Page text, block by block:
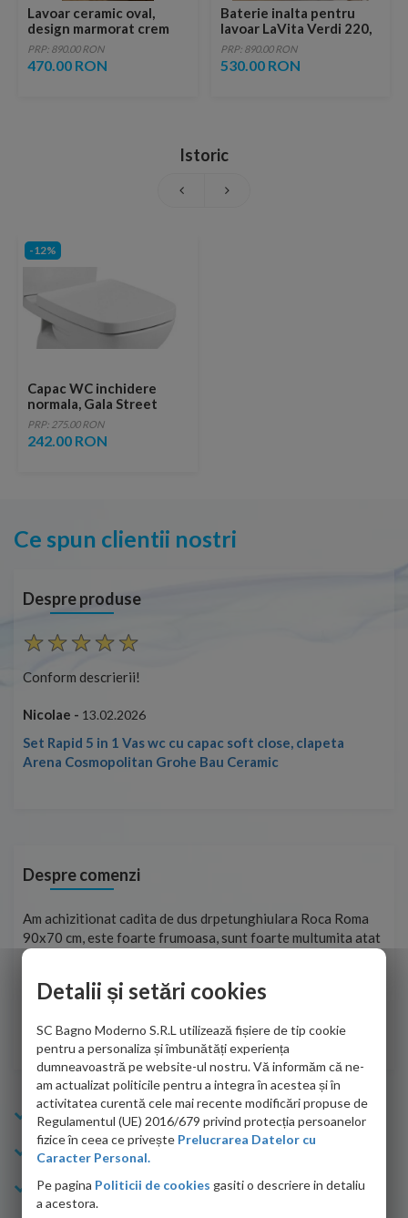
Lavoar ceramic oval,
design marmorat crem
lucios cu vene aurii,
ventil inclus
PRP: 890.00 RON
470.00 RON
Baterie inalta pentru
lavoar LaVita Verdi 220,
fara ventil, brushed
copper
PRP: 890.00 RON
530.00 RON
Istoric
-12%
Capac WC inchidere
normala, Gala Street
Square
PRP: 275.00 RON
242.00 RON
Ce spun clientii nostri
Despre produse
Conform descrierii!
Nicolae - 13.02.2026
Set Rapid 5 in 1 Vas wc cu capac soft close, clapeta
Arena Cosmopolitan Grohe Bau Ceramic
Despre comenzi
Am achizitionat cadita de dus drpetunghiulara Roca Roma
90x70 cm, este foarte frumoasa, sunt foarte multumita atat
de personalul firmei dvs. cu care am colaborat in obtinerea
adus coletul in siguranta.Numai bine, va doresc!
Sofrone Viviana -28.07.2026
Info Bagno
Cumparaturi
Suport clienti
Detalii și setări cookies
SC Bagno Moderno S.R.L utilizează fișiere de tip cookie
pentru a personaliza și îmbunătăți experiența
dumneavoastră pe website-ul nostru. Vă informăm că ne-
am actualizat politicile pentru a integra în acestea și în
activitatea curentă cele mai recente modificări propuse de
Regulamentul (UE) 2016/679 privind protecția persoanelor
fizice în ceea ce privește Prelucrarea Datelor cu
Caracter Personal.
Pe pagina Politicii de cookies gasiti o descriere in detaliu
a acestora.